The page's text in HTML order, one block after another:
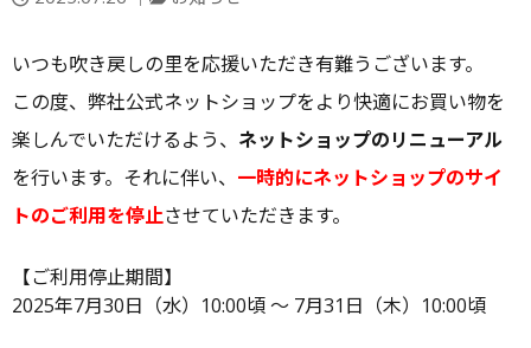
リ
ー
いつも吹き戻しの里を応援いただき有難うございます。
この度、弊社公式ネットショップをより快適にお買い物を
楽しんでいただけるよう、 ネットショップのリニューアル
を行います。それに伴い、 一時的にネットショップのサイ
トのご利用を停止させていただきます。
【ご利用停止期間】
2025年7月30日（水）10:00頃 ～ 7月31日（木）10:00頃